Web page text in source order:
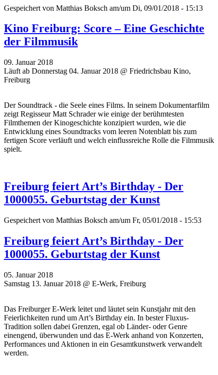
Gespeichert von Matthias Boksch am/um Di, 09/01/2018 - 15:13
Kino Freiburg: Score – Eine Geschichte
der Filmmusik
09. Januar 2018
Läuft ab Donnerstag 04. Januar 2018 @ Friedrichsbau Kino,
Freiburg
Der Soundtrack - die Seele eines Films. In seinem Dokumentarfilm
zeigt Regisseur Matt Schrader wie einige der berühmtesten
Filmthemen der Kinogeschichte konzipiert wurden, wie die
Entwicklung eines Soundtracks vom leeren Notenblatt bis zum
fertigen Score verläuft und welch einflussreiche Rolle die Filmmusik
spielt.
Freiburg feiert Art’s Birthday - Der
1000055. Geburtstag der Kunst
Gespeichert von Matthias Boksch am/um Fr, 05/01/2018 - 15:53
Freiburg feiert Art’s Birthday - Der
1000055. Geburtstag der Kunst
05. Januar 2018
Samstag 13. Januar 2018 @ E-Werk, Freiburg
Das Freiburger E-Werk leitet und läutet sein Kunstjahr mit den
Feierlichkeiten rund um Art’s Birthday ein. In bester Fluxus-
Tradition sollen dabei Grenzen, egal ob Länder- oder Genre
einengend, überwunden und das E-Werk anhand von Konzerten,
Performances und Aktionen in ein Gesamtkunstwerk verwandelt
werden.